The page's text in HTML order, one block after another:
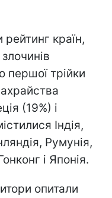
країн,
першої трійки
(19%) і
Індія,
Румунія,
і Японія.
опитали